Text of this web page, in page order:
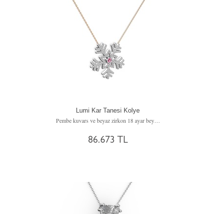
Lumi Kar Tanesi Kolye
Pembe kuvars ve beyaz zirkon 18 ayar beyaz altın kolye (40 cm gümüş rolo zincir)
86.673 TL